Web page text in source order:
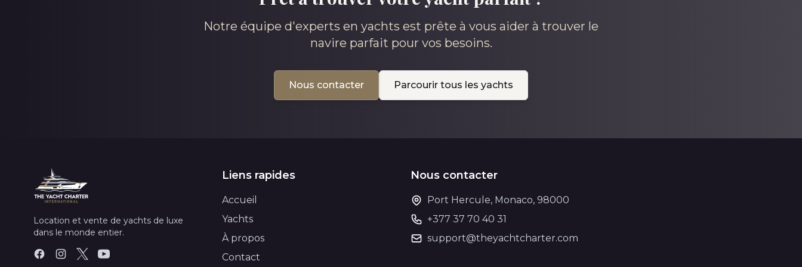
Notre équipe d'experts en yachts est prête à vous aider à trouver le
navire parfait pour vos besoins.
Nous contacter Parcourir tous les yachts
Location et vente de yachts de luxe
dans le monde entier.
Liens rapides
Accueil
Yachts
À propos
Contact
Nous contacter
Port Hercule, Monaco, 98000
+377 37 70 40 31
support@theyachtcharter.com